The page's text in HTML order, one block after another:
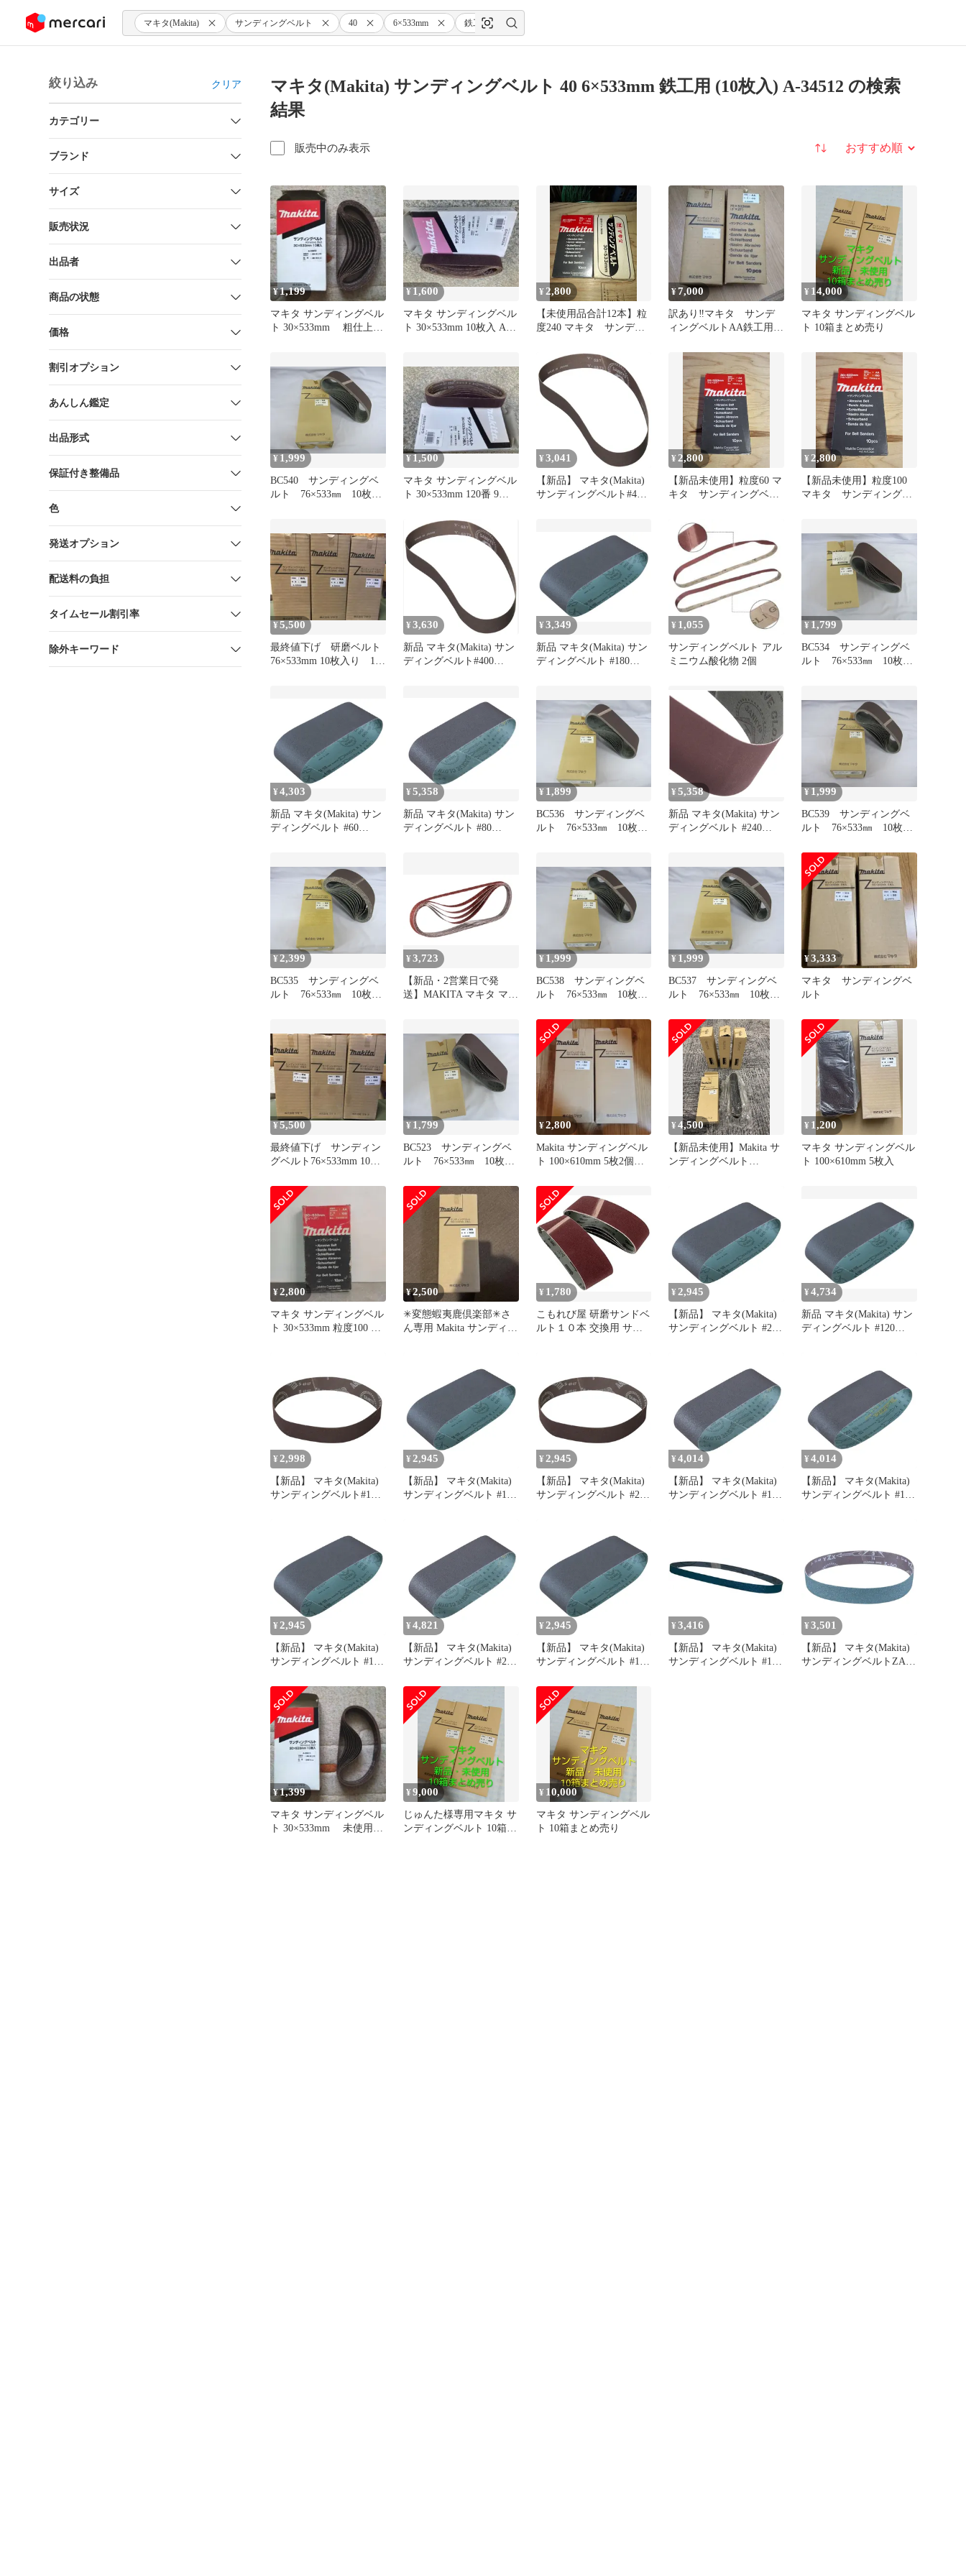
ツにスキップ マキタ(Makita) サンディングベルト 40 6×533mm 鉄工用
絞り込み クリア
カテゴリー
ブランド
サイズ
販売状況
出品者
商品の状態
価格
割引オプション
あんしん鑑定
出品形式
保証付き整備品
色
発送オプション
配送料の負担
タイムセール割引率
除外キーワード
マキタ(Makita) サンディングベルト 40 6×533mm 鉄工用 (10枚入) A-34512 の検索
結果
販売中のみ表示 並び替え
¥1,199
マキタ サンディングベル
ト 30×533mm 粗仕上
¥ 1,600
マキタ サンディングベル
ト 30×533mm 10枚入 A-
¥ 2,800
【未使用品合計12本】粒
度240 マキタ サンディ
¥7,000
訳あり‼️マキタ サンデ
ィングベルトAA鉄工用2
¥ 14,000
マキタ サンディングベル
ト 10箱まとめ売り
¥ 1,999
BC540 サンディングベ
ルト 76×533㎜ 10枚入
¥ 1,500
マキタ サンディングベル
ト 30×533mm 120番 9枚
¥ 3,041
【新品】 マキタ(Makita)
サンディングベルト#400
¥ 2,800
【新品未使用】粒度60 マ
キタ サンディングベル
¥ 2,800
【新品未使用】粒度100
マキタ サンディングベ
¥5,500
最終値下げ 研磨ベルト
76×533mm 10枚入り 180
¥ 3,630
新品 マキタ(Makita) サン
ディングベルト#400
¥3,349
新品 マキタ(Makita) サン
ディングベルト #180
¥ 1,055
サンディングベルト アル
ミニウム酸化物 2個
¥ 1,799
BC534 サンディングベ
ルト 76×533㎜ 10枚入
¥4,303
新品 マキタ(Makita) サン
ディングベルト #60
¥5,358
新品 マキタ(Makita) サン
ディングベルト #80
¥ 1,899
BC536 サンディングベ
ルト 76×533㎜ 10枚入
¥ 5,358
新品 マキタ(Makita) サン
ディングベルト #240
¥ 1,999
BC539 サンディングベ
ルト 76×533㎜ 10枚入
100 A-32502
¥ 2,399
BC535 サンディングベ
ルト 76×533㎜ 10枚入
¥3,723
【新品・2営業日で発
送】MAKITA マキタ マキ
¥ 1,999
BC538 サンディングベ
ルト 76×533㎜ 10枚入
80 A-32493
¥ 1,999
BC537 サンディングベ
ルト 76×533㎜ 10枚入
60 A-32487
¥3,333
マキタ サンディングベ
ルト
¥5,500
最終値下げ サンディン
グベルト76×533mm 10枚
¥ 1,799
BC523 サンディングベ
ルト 76×533㎜ 10枚入
180 A-32530
¥2,800
Makita サンディングベル
ト 100×610mm 5枚2個セ
¥4,500
【新品未使用】Makita サ
ンディングベルト
¥ 1,200
マキタ サンディングベル
ト 100×610mm 5枚入
¥2,800
マキタ サンディングベル
ト 30×533mm 粒度100 純
¥2,500
✳︎変態蝦夷鹿倶楽部✳︎さ
ん専用 Makita サンディン
¥ 1,780
こもれび屋 研磨サンドベ
ルト１０本 交換用 サン
(#120)
¥ 2,945
【新品】 マキタ(Makita)
サンディングベルト #240
¥4,734
新品 マキタ(Makita) サン
ディングベルト #120
¥ 2,998
【新品】 マキタ(Makita)
サンディングベルト#180
¥ 2,945
【新品】 マキタ(Makita)
サンディングベルト #150
¥ 2,945
【新品】 マキタ(Makita)
サンディングベルト #240
¥ 4,014
【新品】 マキタ(Makita)
サンディングベルト #180
¥ 4,014
【新品】 マキタ(Makita)
サンディングベルト #120
¥ 2,945
【新品】 マキタ(Makita)
サンディングベルト #120
入) A-24197 1
¥ 4,821
【新品】 マキタ(Makita)
サンディングベルト #240
入) A-32546 1
¥ 2,945
【新品】 マキタ(Makita)
サンディングベルト #180
入) A-24212 1
¥ 3,416
【新品】 マキタ(Makita)
サンディングベルト #120
¥ 3,501
【新品】 マキタ(Makita)
サンディングベルトZA40
¥1,399
マキタ サンディングベル
ト 30×533mm 未使用
¥9,000
じゅんた様専用マキタ サ
ンディングベルト 10箱ま
¥ 10,000
マキタ サンディングベル
ト 10箱まとめ売り